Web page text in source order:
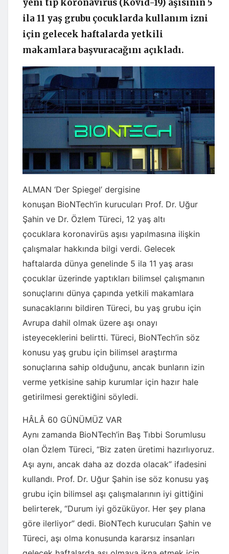
yeni tip koronavirüs (Kovid-19) aşısının 5
ila 11 yaş grubu çocuklarda kullanım izni
için gelecek haftalarda yetkili
makamlara başvuracağını açıkladı.
ALMAN ‘Der Spiegel’ dergisine
konuşan BioNTech’in kurucuları Prof. Dr. Uğur
Şahin ve Dr. Özlem Türeci, 12 yaş altı
çocuklara koronavirüs aşısı yapılmasına ilişkin
çalışmalar hakkında bilgi verdi. Gelecek
haftalarda dünya genelinde 5 ila 11 yaş arası
çocuklar üzerinde yaptıkları bilimsel çalışmanın
sonuçlarını dünya çapında yetkili makamlara
sunacaklarını bildiren Türeci, bu yaş grubu için
Avrupa dahil olmak üzere aşı onayı
isteyeceklerini belirtti. Türeci, BioNTech’in söz
konusu yaş grubu için bilimsel araştırma
sonuçlarına sahip olduğunu, ancak bunların izin
verme yetkisine sahip kurumlar için hazır hale
getirilmesi gerektiğini söyledi.
HÂLÂ 60 GÜNÜMÜZ VAR
Aynı zamanda BioNTech’in Baş Tıbbi Sorumlusu
olan Özlem Türeci, “Biz zaten üretimi hazırlıyoruz.
Aşı aynı, ancak daha az dozda olacak” ifadesini
kullandı. Prof. Dr. Uğur Şahin ise söz konusu yaş
grubu için bilimsel aşı çalışmalarının iyi gittiğini
belirterek, “Durum iyi gözüküyor. Her şey plana
göre ilerliyor” dedi. BioNTech kurucuları Şahin ve
Türeci, aşı olma konusunda kararsız insanları